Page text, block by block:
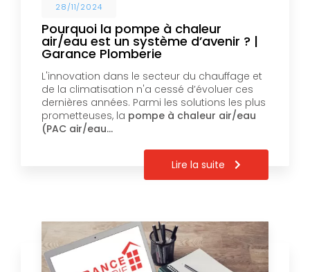
28/11/2024
Pourquoi la pompe à chaleur
air/eau est un système d’avenir ? |
Garance Plomberie
L'innovation dans le secteur du chauffage et
de la climatisation n'a cessé d’évoluer ces
dernières années. Parmi les solutions les plus
prometteuses, la pompe à chaleur air/eau
(PAC air/eau…
Lire la suite